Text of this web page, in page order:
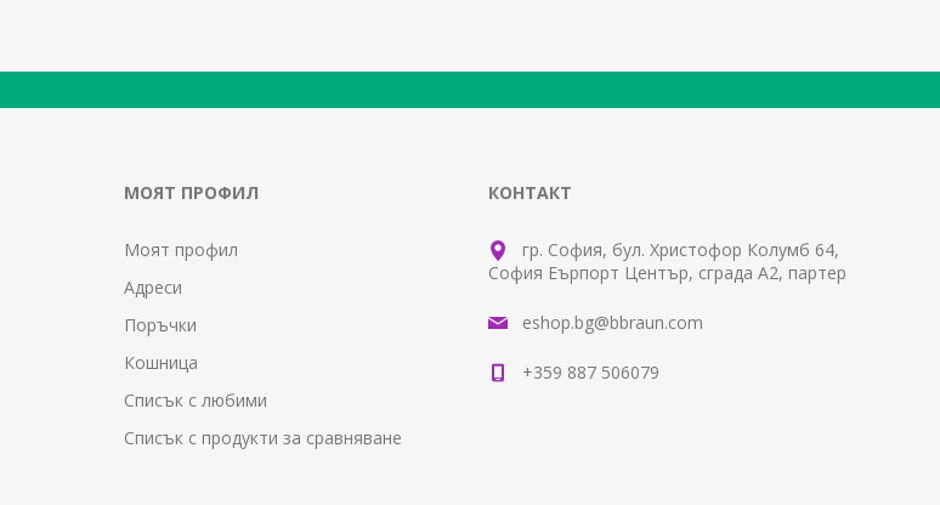
МОЯТ ПРОФИЛ
Моят профил
Адреси
Поръчки
Кошница
Списък с любими
Списък с продукти за сравняване
КОНТАКТ
гр. София, бул. Христофор Колумб 64,
София Еърпорт Център, сграда А2, партер
eshop.bg@bbraun.com
+359 887 506079